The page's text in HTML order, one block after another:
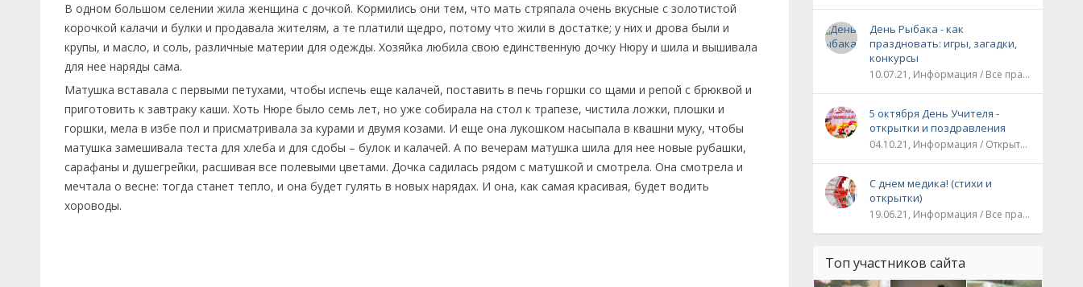
В одном большом селении жила женщина с дочкой. Кормились они тем, что мать стряпала очень вкусные с золотистой
корочкой калачи и булки и продавала жителям, а те платили щедро, потому что жили в достатке; у них и дрова были и
крупы, и масло, и соль, различные материи для одежды. Хозяйка любила свою единственную дочку Нюру и шила и вышивала
для нее наряды сама.
Матушка вставала с первыми петухами, чтобы испечь еще калачей, поставить в печь горшки со щами и репой с брюквой и
приготовить к завтраку каши. Хоть Нюре было семь лет, но уже собирала на стол к трапезе, чистила ложки, плошки и
горшки, мела в избе пол и присматривала за курами и двумя козами. И еще она лукошком насыпала в квашни муку, чтобы
матушка замешивала теста для хлеба и для сдобы – булок и калачей. А по вечерам матушка шила для нее новые рубашки,
сарафаны и душегрейки, расшивая все полевыми цветами. Дочка садилась рядом с матушкой и смотрела. Она смотрела и
мечтала о весне: тогда станет тепло, и она будет гулять в новых нарядах. И она, как самая красивая, будет водить
хороводы.
День Рыбака - как
праздновать: игры, загадки,
конкурсы
10.07.21, Информация / Все праздники
5 октября День Учителя -
открытки и поздравления
04.10.21, Информация / Открытки / Все праздники
С днем медика! (стихи и
открытки)
19.06.21, Информация / Все праздники
Топ участников сайта